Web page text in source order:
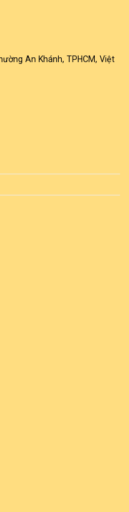
An Khánh, TPHCM, Việt